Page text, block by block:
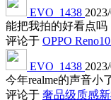
EVO_1438
能把我拍的好看点吗
评论于 OPPO
EVO_1438
今年realme的声音小
评论于 奢品级质感新